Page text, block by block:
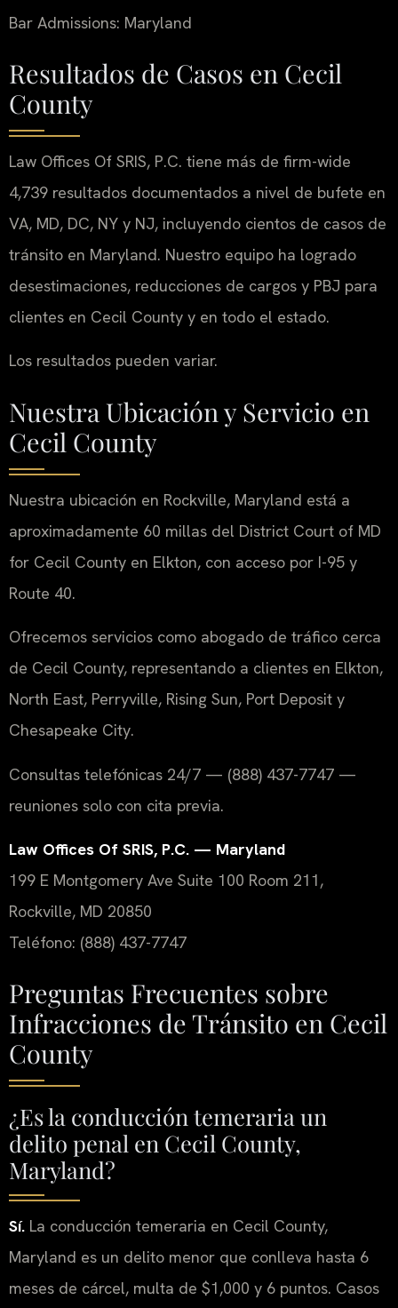
Bar Admissions: Maryland
Resultados de Casos en Cecil
County
Law Offices Of SRIS, P.C. tiene más de firm-wide
4,739 resultados documentados a nivel de bufete en
VA, MD, DC, NY y NJ, incluyendo cientos de casos de
tránsito en Maryland. Nuestro equipo ha logrado
desestimaciones, reducciones de cargos y PBJ para
clientes en Cecil County y en todo el estado.
Los resultados pueden variar.
Nuestra Ubicación y Servicio en
Cecil County
Nuestra ubicación en Rockville, Maryland está a
aproximadamente 60 millas del District Court of MD
for Cecil County en Elkton, con acceso por I-95 y
Route 40.
Ofrecemos servicios como abogado de tráfico cerca
de Cecil County, representando a clientes en Elkton,
North East, Perryville, Rising Sun, Port Deposit y
Chesapeake City.
Consultas telefónicas 24/7 — (888) 437-7747 —
reuniones solo con cita previa.
Law Offices Of SRIS, P.C. — Maryland
199 E Montgomery Ave Suite 100 Room 211,
Rockville, MD 20850
Teléfono: (888) 437-7747
Preguntas Frecuentes sobre
Infracciones de Tránsito en Cecil
County
¿Es la conducción temeraria un
delito penal en Cecil County,
Maryland?
Sí. La conducción temeraria en Cecil County,
Maryland es un delito menor que conlleva hasta 6
meses de cárcel, multa de $1,000 y 6 puntos. Casos